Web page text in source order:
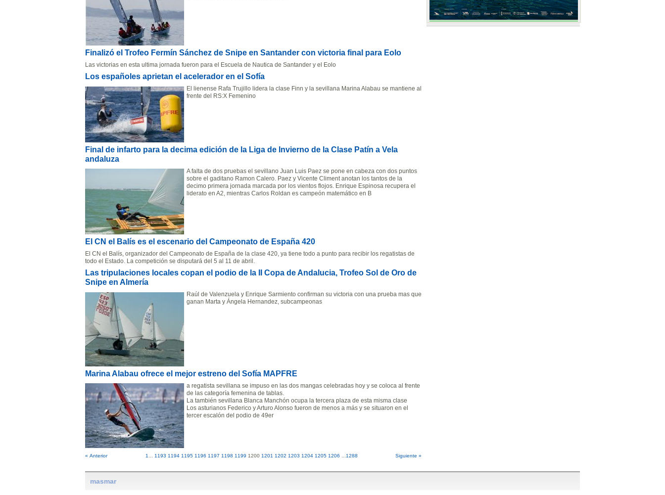
Finalizó el Trofeo Fermín Sánchez de Snipe en Santander con victoria final para Eolo
Las victorias en esta ultima jornada fueron para el Escuela de Nautica de Santander y el Eolo
Los españoles aprietan el acelerador en el Sofía
El lienense Rafa Trujillo lidera la clase Finn y la sevillana Marina Alabau se mantiene al
frente del RS:X Femenino
Final de infarto para la decima edición de la Liga de Invierno de la Clase Patín a Vela
andaluza
A falta de dos pruebas el sevillano Juan Luis Paez se pone en cabeza con dos puntos
sobre el gaditano Ramon Calero. Paez y Vicente Climent anotan los tantos de la
decimo primera jornada marcada por los vientos flojos. Enrique Espinosa recupera el
liderato en A2, mientras Carlos Roldan es campeón matemático en B
El CN el Balís es el escenario del Campeonato de España 420
El CN el Balís, organizador del Campeonato de España de la clase 420, ya tiene todo a punto para recibir los regatistas de
todo el Estado. La competición se disputará del 5 al 11 de abril.
Las tripulaciones locales copan el podio de la II Copa de Andalucia, Trofeo Sol de Oro de
Snipe en Almería
Raúl de Valenzuela y Enrique Sarmiento confirman su victoria con una prueba mas que
ganan Marta y Ángela Hernandez, subcampeonas
Marina Alabau ofrece el mejor estreno del Sofía MAPFRE
a regatista sevillana se impuso en las dos mangas celebradas hoy y se coloca al frente
de las categoría femenina de tablas.
La también sevillana Blanca Manchón ocupa la tercera plaza de esta misma clase
Los asturianos Federico y Arturo Alonso fueron de menos a más y se situaron en el
tercer escalón del podio de 49er
« Anterior Siguiente »
1... 1193 1194 1195 1196 1197 1198 1199 1200 1201 1202 1203 1204 1205 1206 ...1288
masmar